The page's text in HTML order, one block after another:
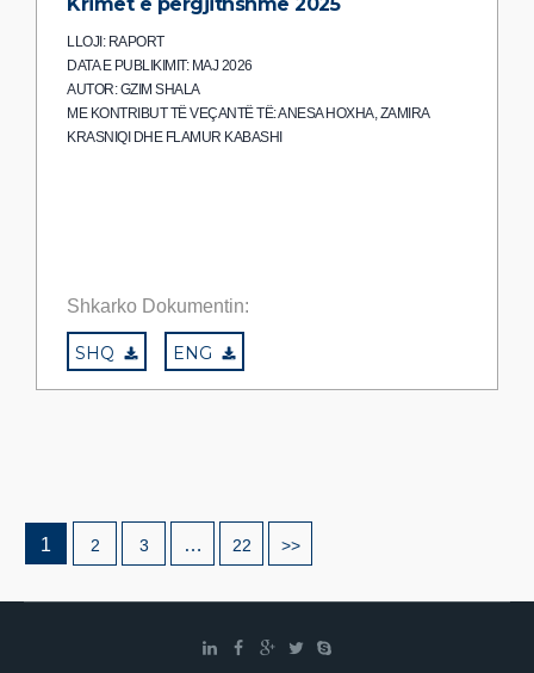
LLOJI: RAPORT
DATA E PUBLIKIMIT: MAJ 2026
AUTOR: GZIM SHALA
ME KONTRIBUT TË VEÇANTË TË: ANESA HOXHA, ZAMIRA
KRASNIQI DHE FLAMUR KABASHI
Shkarko Dokumentin:
SHQ ENG
1 2 3 … 22 >>